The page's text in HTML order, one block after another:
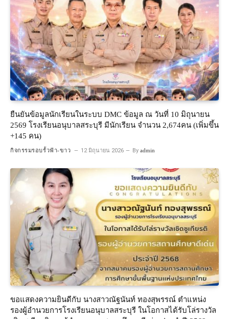
ยืนยันข้อมูลนักเรียนในระบบ DMC ข้อมูล ณ วันที่ 10 มิถุนายน
2569 โรงเรียนอนุบาลสระบุรี มีนักเรียน จำนวน 2,674คน (เพิ่มขึ้น
+145 คน)
กิจกรรมรอบรั้วฟ้า-ขาว 12 มิถุนายน 2026 By admin
ขอแสดงความยินดีกับ นางสาวณัฐนันท์ ทองสุพรรณ์ ตำแหน่ง
รองผู้อำนวยการโรงเรียนอนุบาลสระบุรี ในโอกาสได้รับโล่รางวัล